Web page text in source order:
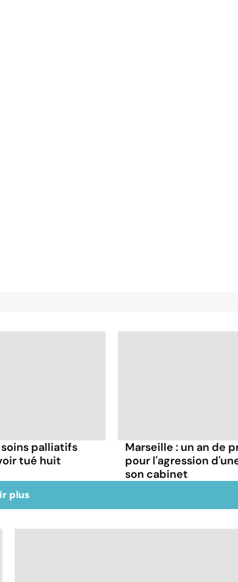
palliatifs
tué huit
Marseille : un an de
pour l'agression
son cabinet
plus